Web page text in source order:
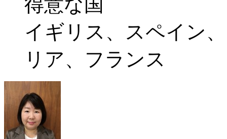
得意な国
イギリス、スペイン
リア、フランス